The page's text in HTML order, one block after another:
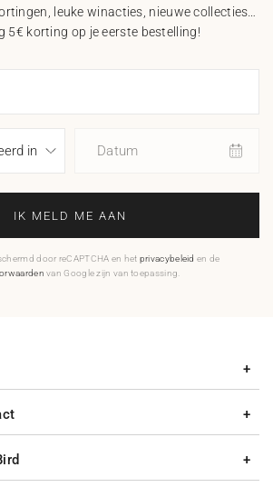
leuke winacties, nieuwe collecties…
5€ korting op je eerste bestelling!
Datum
IK MELD ME AAN
door reCAPTCHA en het privacybeleid en de
van Google zijn van toepassing.